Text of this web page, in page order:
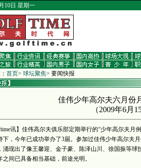
10日 星期一
首页> 球坛聚焦> 要闻快报
佳伟少年高尔夫六月份
（2009年6月
讯】佳伟高尔夫俱乐部定期举行的“少年高尔夫月
下，今年已成功举办了3届。参加过佳伟少年高尔夫
涌现出了像王馨迎、金子豪、陈泽山川、徐国振等
之间已具备相当基础，前途光明。